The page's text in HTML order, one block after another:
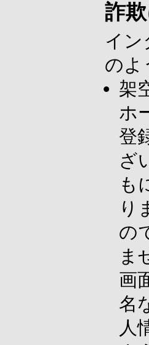
詐
イン
のよ
架
ホ
登
ざ
も
り
の
ま
画
名
人